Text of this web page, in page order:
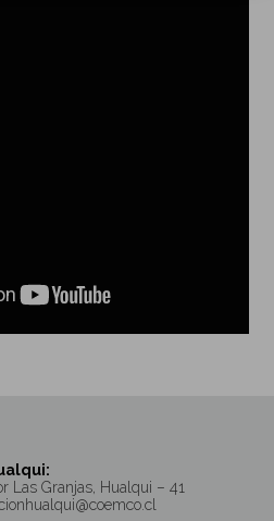
Las Granjas, Hualqui – 41